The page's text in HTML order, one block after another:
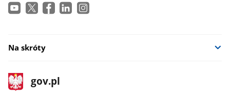
Na skróty
stopka
gov.pl
Strona
gov.pl